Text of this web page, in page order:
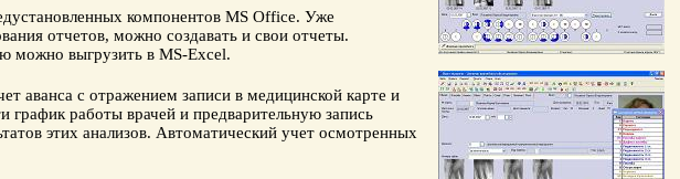
компонентов MS Office. Уже
отчетов, можно создавать и свои отчеты.
можно выгрузить в MS-Excel.
аванса с отражением записи в медицинской карте и
график работы врачей и предварительную запись
этих анализов. Автоматический учет осмотренных